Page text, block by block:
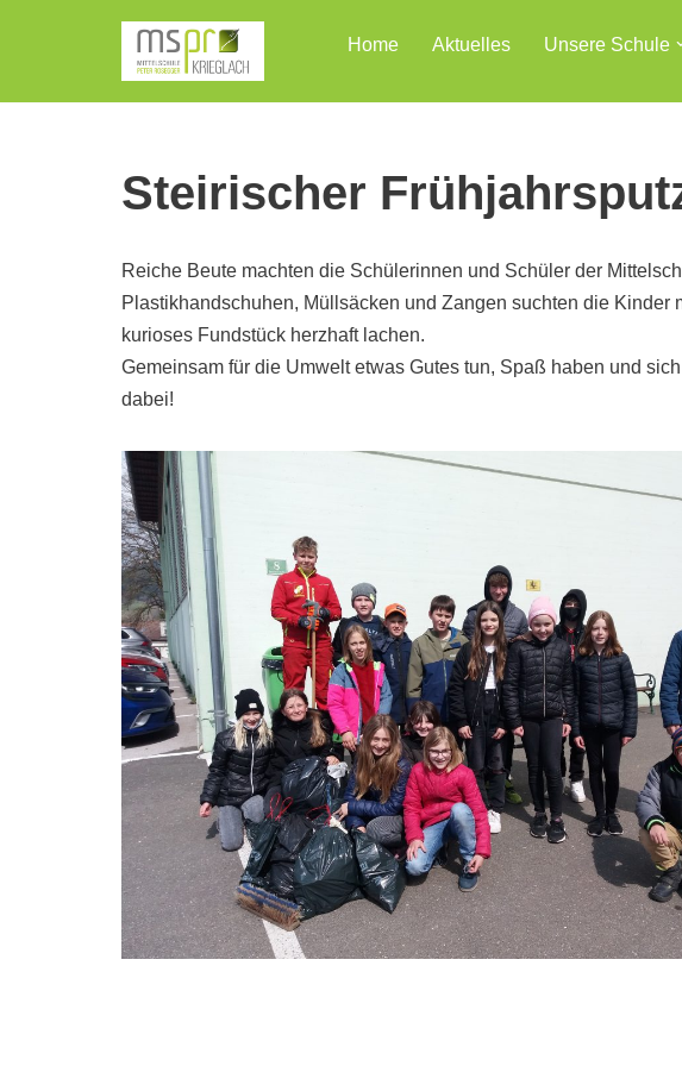
Inhalt
Home Aktuelles Unsere Schule
Steirischer
Reiche Beute machten die Schülerinnen und Schüler der
Plastikhandschuhen, Müllsäcken und Zangen suchten die
kurioses Fundstück herzhaft lachen.
Gemeinsam für die Umwelt etwas Gutes tun, Spaß haben und
dabei!